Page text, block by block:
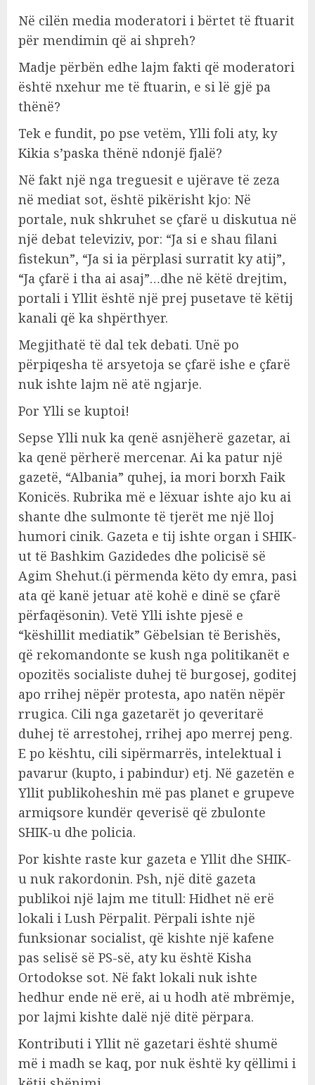
Në cilën media moderatori i bërtet të ftuarit
për mendimin që ai shpreh?
Madje përbën edhe lajm fakti që moderatori
është nxehur me të ftuarin, e si lë gjë pa
thënë?
Tek e fundit, po pse vetëm, Ylli foli aty, ky
Kikia s’paska thënë ndonjë fjalë?
Në fakt një nga treguesit e ujërave të zeza
në mediat sot, është pikërisht kjo: Në
portale, nuk shkruhet se çfarë u diskutua në
një debat televiziv, por: “Ja si e shau filani
fistekun”, “Ja si ia përplasi surratit ky atij”,
“Ja çfarë i tha ai asaj”…dhe në këtë drejtim,
portali i Yllit është një prej pusetave të këtij
kanali që ka shpërthyer.
Megjithatë të dal tek debati. Unë po
përpiqesha të arsyetoja se çfarë ishe e çfarë
nuk ishte lajm në atë ngjarje.
Por Ylli se kuptoi!
Sepse Ylli nuk ka qenë asnjëherë gazetar, ai
ka qenë përherë mercenar. Ai ka patur një
gazetë, “Albania” quhej, ia mori borxh Faik
Konicës. Rubrika më e lëxuar ishte ajo ku ai
shante dhe sulmonte të tjerët me një lloj
humori cinik. Gazeta e tij ishte organ i SHIK-
ut të Bashkim Gazidedes dhe policisë së
Agim Shehut.(i përmenda këto dy emra, pasi
ata që kanë jetuar atë kohë e dinë se çfarë
përfaqësonin). Vetë Ylli ishte pjesë e
“këshillit mediatik” Gëbelsian të Berishës,
që rekomandonte se kush nga politikanët e
opozitës socialiste duhej të burgosej, goditej
apo rrihej nëpër protesta, apo natën nëpër
rrugica. Cili nga gazetarët jo qeveritarë
duhej të arrestohej, rrihej apo merrej peng.
E po kështu, cili sipërmarrës, intelektual i
pavarur (kupto, i pabindur) etj. Në gazetën e
Yllit publikoheshin më pas planet e grupeve
armiqsore kundër qeverisë që zbulonte
SHIK-u dhe policia.
Por kishte raste kur gazeta e Yllit dhe SHIK-
u nuk rakordonin. Psh, një ditë gazeta
publikoi një lajm me titull: Hidhet në erë
lokali i Lush Përpalit. Përpali ishte një
funksionar socialist, që kishte një kafene
pas selisë së PS-së, aty ku është Kisha
Ortodokse sot. Në fakt lokali nuk ishte
hedhur ende në erë, ai u hodh atë mbrëmje,
por lajmi kishte dalë një ditë përpara.
Kontributi i Yllit në gazetari është shumë
më i madh se kaq, por nuk është ky qëllimi i